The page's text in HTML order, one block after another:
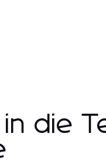
in die